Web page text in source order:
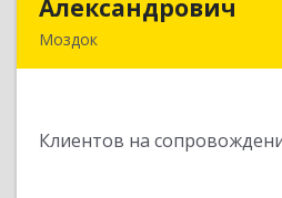
Александрович
Моздок
Клиентов на